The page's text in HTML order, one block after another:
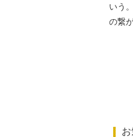
いう
の繋